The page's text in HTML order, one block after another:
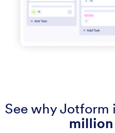
See why Jotform
million